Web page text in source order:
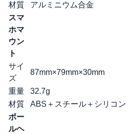
材質
アルミニウム合金
スマ
ホマ
ウン
ト
サイ
ズ
87mm×79mm×30mm
重量
32.7g
材質
ABS＋スチール＋シリコン
ボー
ルヘ